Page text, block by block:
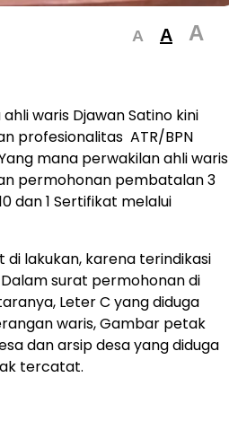
A A A
ahli waris Djawan Satino kini
profesionalitas ATR/BPN
mana perwakilan ahli waris
permohonan pembatalan 3
dan 1 Sertifikat melalui
lakukan, karena terindikasi
surat permohonan di
Leter C yang diduga
waris, Gambar petak
dan arsip desa yang diduga
tercatat.